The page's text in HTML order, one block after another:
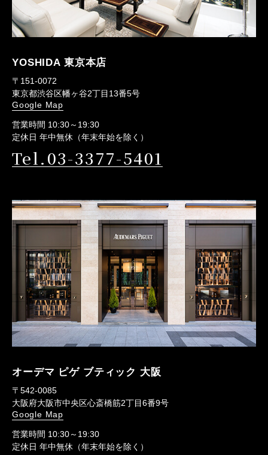
YOSHIDA 東京本店
〒151-0072
東京都渋谷区幡ヶ谷2丁目13番5号
Google Map
営業時間 10:30～19:30
定休日 年中無休（年末年始を除く）
Tel.03-3377-5401
オーデマ ピゲ ブティック 大阪
〒542-0085
大阪府大阪市中央区心斎橋筋2丁目6番9号
Google Map
営業時間 10:30～19:30
定休日 年中無休（年末年始を除く）